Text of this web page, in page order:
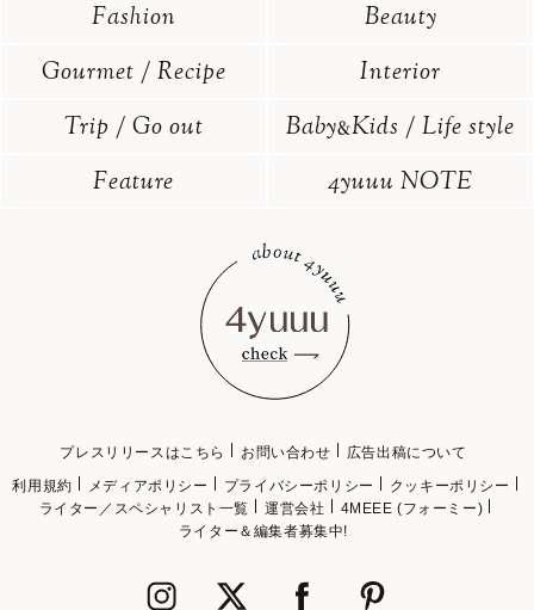
Fashion
Beauty
Gourmet / Recipe
Interior
Trip / Go out
Baby&Kids / Life style
Feature
4yuuu NOTE
プレスリリースはこちら お問い合わせ
広告出稿について
利用規約
メディアポリシー プライバシーポリシー
クッキーポリシー
ライター／スペシャリスト一覧
運営会社
4MEEE (フォーミー)
ライター＆編集者募集中!